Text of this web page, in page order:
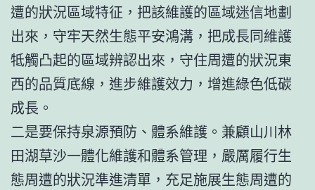
遭的狀況區域特征，把該維護的區域迷信地劃
出來，守牢天然生態平安鴻溝，把成長同維護
牴觸凸起的區域辨認出來，守住周遭的狀況東
西的品質底線，進步維護效力，增進綠色低碳
成長。
二是要保持泉源預防、體系維護。兼顧山川林
田湖草沙一體化維護和體系管理，嚴厲履行生
態周遭的狀況準進清單，充足施展生態周遭的